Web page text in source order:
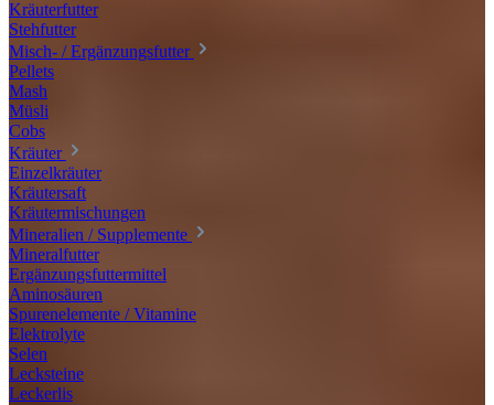
Kräuterfutter
Stehfutter
Misch- / Ergänzungsfutter
Pellets
Mash
Müsli
Cobs
Kräuter
Einzelkräuter
Kräutersaft
Kräutermischungen
Mineralien / Supplemente
Mineralfutter
Ergänzungsfuttermittel
Aminosäuren
Spurenelemente / Vitamine
Elektrolyte
Selen
Lecksteine
Leckerlis